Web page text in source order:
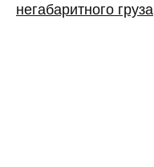
негабаритного груза